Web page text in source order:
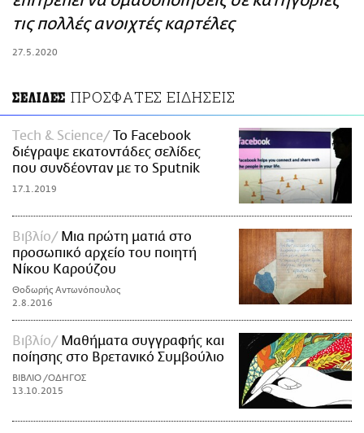
ΑΜΠΑ
τις πολλές ανοιχτές καρτέλες
27.5.2020
ΣΕΛΙΔΕΣ ΠΡΟΣΦΑΤΕΣ ΕΙΔΗΣΕΙΣ
Τech & Science
Το Facebook
διέγραψε εκατοντάδες σελίδες
που συνδέονταν με το Sputnik
17.1.2019
Βιβλίο
Μια πρώτη ματιά στο
προσωπικό αρχείο του ποιητή
Νίκου Καρούζου
Θοδωρής Αντωνόπουλος
2.8.2016
Βιβλίο
Μαθήματα συγγραφής και
ποίησης στο Βρετανικό Συμβούλιο
ΒΙΒΛΙΟ /ΟΔΗΓΟΣ
13.10.2015